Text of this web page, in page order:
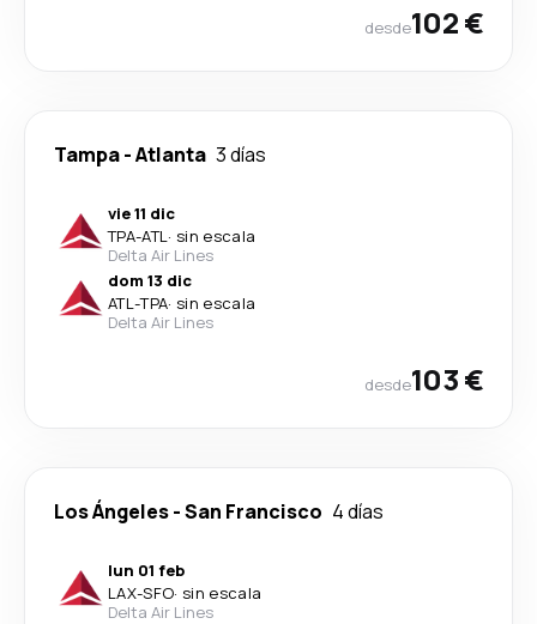
desde102 €
Tampa-Atlanta 3 días
vie 11 dic
TPA-ATL· sin escala
Delta Air Lines
dom 13 dic
ATL-TPA· sin escala
Delta Air Lines
desde103 €
Los Ángeles-San Francisco 4 días
lun 01 feb
LAX-SFO· sin escala
Delta Air Lines